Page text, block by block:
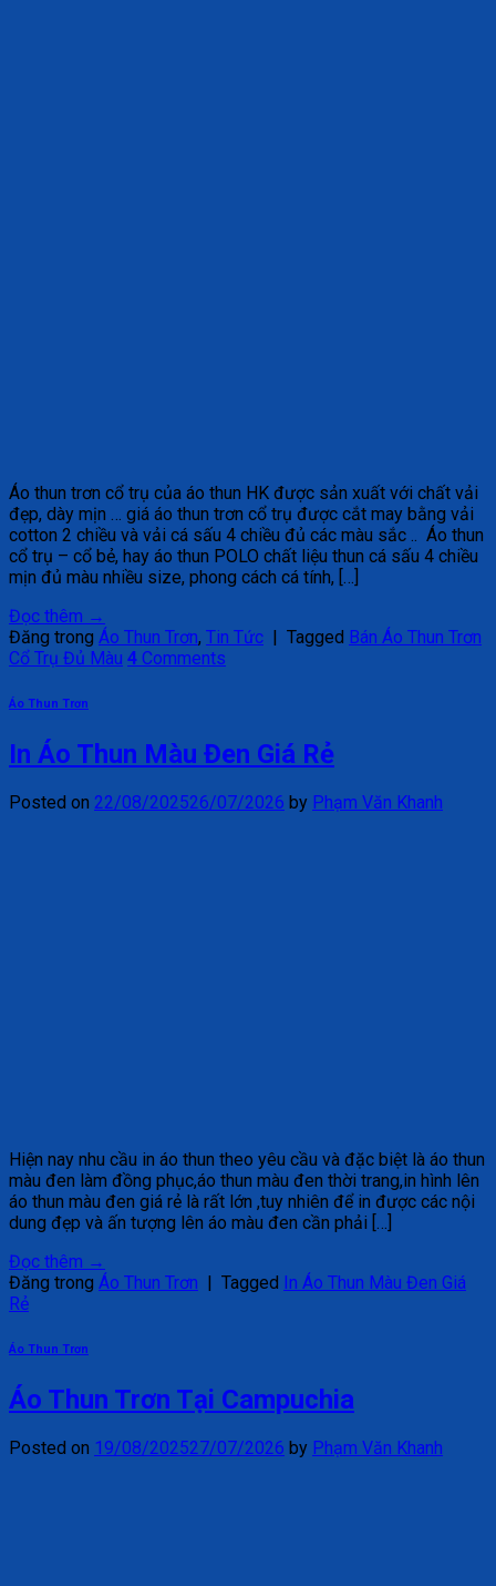
Áo thun trơn cổ trụ của áo thun HK được sản xuất với chất vải
đẹp, dày mịn … giá áo thun trơn cổ trụ được cắt may bằng vải
cotton 2 chiều và vải cá sấu 4 chiều đủ các màu sắc .. Áo thun
cổ trụ – cổ bẻ, hay áo thun POLO chất liệu thun cá sấu 4 chiều
mịn đủ màu nhiều size, phong cách cá tính, […]
Đọc thêm →
Đăng trong Áo Thun Trơn, Tin Tức | Tagged Bán Áo Thun Trơn
Cổ Trụ Đủ Màu 4 Comments
Áo Thun Trơn
In Áo Thun Màu Đen Giá Rẻ
Posted on 22/08/202526/07/2026 by Phạm Văn Khanh
Hiện nay nhu cầu in áo thun theo yêu cầu và đặc biệt là áo thun
màu đen làm đồng phục,áo thun màu đen thời trang,in hình lên
áo thun màu đen giá rẻ là rất lớn ,tuy nhiên để in được các nội
dung đẹp và ấn tượng lên áo màu đen cần phải […]
Đọc thêm →
Đăng trong Áo Thun Trơn | Tagged In Áo Thun Màu Đen Giá
Rẻ
Áo Thun Trơn
Áo Thun Trơn Tại Campuchia
Posted on 19/08/202527/07/2026 by Phạm Văn Khanh